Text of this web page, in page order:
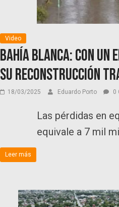
Video
Bahía Blanca: Con
su reconstrucción
18/03/2025 Eduardo Porto 0
Las pérdidas en
equivale a 7 mil
Leer más